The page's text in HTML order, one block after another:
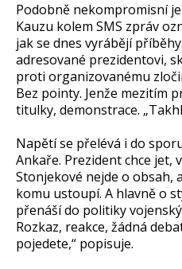
Podobně nekompromisní
Kauzu kolem SMS zpráv
jak se dnes vyrábějí
adresované prezidentovi,
proti organizovanému
Bez pointy. Jenže mezitím
titulky, demonstrace.
Napětí se přelévá i do
Ankaře. Prezident chce jet,
Stonjekové nejde o obsah,
komu ustoupí. A hlavně o
přenáší do politiky
Rozkaz, reakce, žádná
pojedete,“ popisuje.